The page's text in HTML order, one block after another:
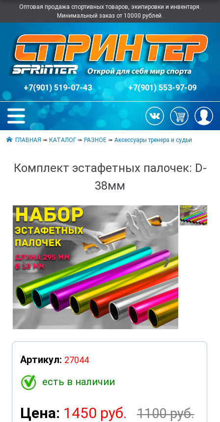
Оптовая продажа спортивных товаров, экипировки и инвентаря.
Минимальный заказ от 10000 рублей.
+7(901) 519-07-43 +7(901) 553-97-09
ГЛАВНАЯ ➠КАТАЛОГ ➠РАЗНОЕ ➠Аксессуары тренера и судьи
Комплект эстафетных палочек: D-
38мм
❮ ❯
Артикул: 27044
есть в наличии
Цена: 1450 руб. 1100 руб.